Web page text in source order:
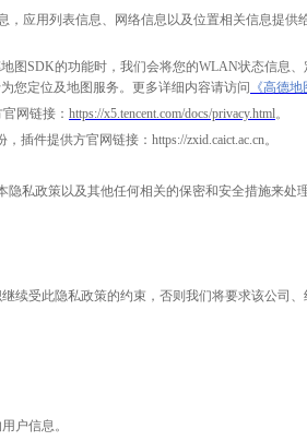
应用列表信息、网络信息以及位置相关信息提
SDK的功能时，我们会将您的WLAN状态信息
您定位及地图服务。更多详细内容请访问
《高德地
网链接： https://x5.tencent.com/docs/privacy.html。
件提供方官网链接：https://zxid.caict.ac.cn。
私政策以及其他任何相关的保密和安全措施来处
受此隐私政策的约束，否则我们将要求该公司、
户信息。